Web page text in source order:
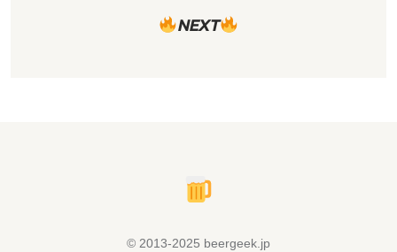
NEXT
© 2013-2025 beergeek.jp